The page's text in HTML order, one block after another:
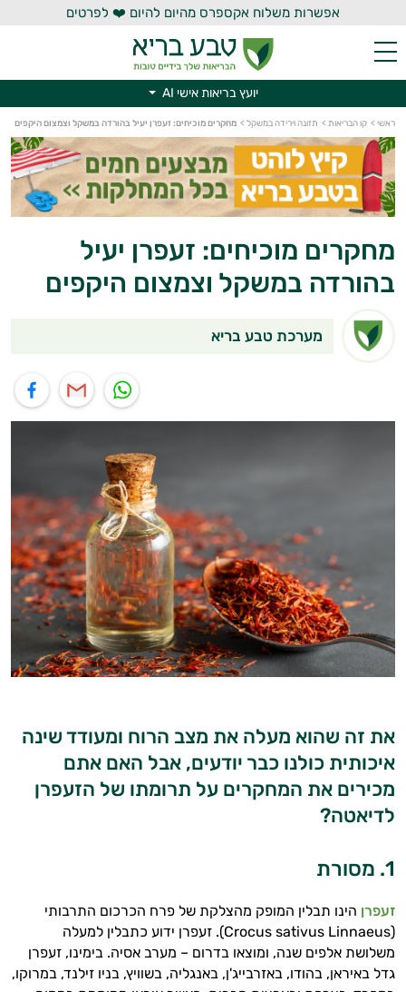
אפשרות משלוח אקספרס מהיום להיום ❤️ לפרטים
יועץ בריאות אישי AI
ראשי > קו הבריאות > תזונה וירידה במשקל > מחקרים מוכיחים: זעפרן יעיל בהורדה במשקל וצמצום היקפים
מחקרים מוכיחים: זעפרן יעיל
בהורדה במשקל וצמצום היקפים
מערכת טבע בריא
את זה שהוא מעלה את מצב הרוח ומעודד שינה
איכותית כולנו כבר יודעים, אבל האם אתם
מכירים את המחקרים על תרומתו של הזעפרן
לדיאטה?
1. מסורת
זעפרן הינו תבלין המופק מהצלקת של פרח הכרכום התרבותי
(
Crocus sativus Linnaeus). זעפרן ידוע כתבלין למעלה
משלושת אלפים שנה, ומוצאו בדרום – מערב אסיה. בימינו, זעפרן
גדל באיראן, בהודו, באזרבייג'ן, באנגליה, בשוויץ, בניו זילנד, במרוקו,
יועץ בריאות אישי AI